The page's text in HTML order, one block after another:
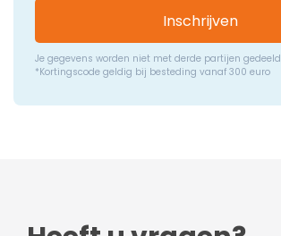
Inschrijven
Je gegevens worden niet met derde partijen gedeeld
*Kortingscode geldig bij besteding vanaf 300 euro